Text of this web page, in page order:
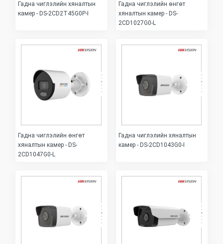
Гадна чиглэлийн хяналтын
камер - DS-2CD2T45G0P-I
Гадна чиглэлийн өнгөт
хяналтын камер - DS-
2CD1027G0-L
Гадна чиглэлийн өнгөт
хяналтын камер - DS-
2CD1047G0-L
Гадна чиглэлийн хяналтын
камер - DS-2CD1043G0-I